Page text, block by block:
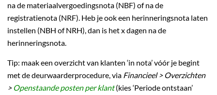
na de materiaalvergoedingsnota (NBF) of na de
registratienota (NRF). Heb je ook een herinneringsnota laten
instellen (NBH of NRH), dan is het x dagen na de
herinneringsnota.
Tip: maak een overzicht van klanten ‘in nota’ vóór je begint
met de deurwaarderprocedure, via Financieel > Overzichten
> Openstaande posten per klant(kies ‘Periode ontstaan’